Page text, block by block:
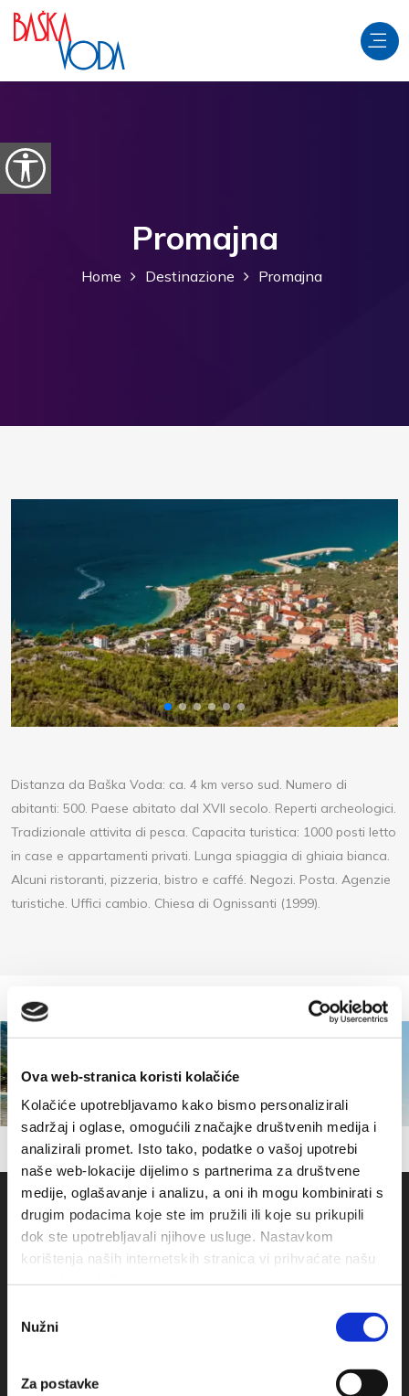
Ova web-stranica koristi kolačiće
Kolačiće upotrebljavamo kako bismo personalizirali
sadržaj i oglase, omogućili značajke društvenih medija i
analizirali promet. Isto tako, podatke o vašoj upotrebi
naše web-lokacije dijelimo s partnerima za društvene
medije, oglašavanje i analizu, a oni ih mogu kombinirati s
drugim podacima koje ste im pružili ili koje su prikupili
dok ste upotrebljavali njihove usluge. Nastavkom
korištenja naših internetskih stranica vi prihvaćate našu
pristanka
Nužni
Za postavke
Salta al contenuto
Apri le opzioni di accessibilità
Promajna
Home Destinazione Promajna
Distanza da Baška Voda: ca. 4 km verso sud. Numero di
abitanti: 500. Paese abitato dal XVII secolo. Reperti archeologici.
Tradizionale attivita di pesca. Capacita turistica: 1000 posti letto
in case e appartamenti privati. Lunga spiaggia di ghiaia bianca.
Alcuni ristoranti, pizzeria, bistro e caffé. Negozi. Posta. Agenzie
turistiche. Uffici cambio. Chiesa di Ognissanti (1999).